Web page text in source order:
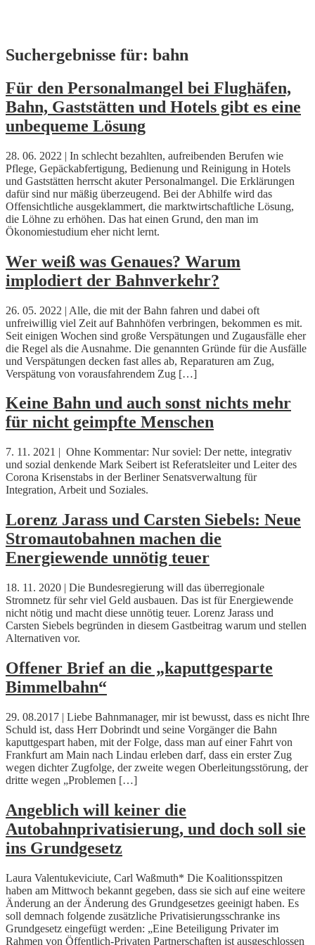
Skip
to
Suchergebnisse für: bahn
Für den Personalmangel bei Flughäfen,
Bahn, Gaststätten und Hotels gibt es eine
unbequeme Lösung
28. 06. 2022 | In schlecht bezahlten, aufreibenden Berufen wie
Pflege, Gepäckabfertigung, Bedienung und Reinigung in Hotels
und Gaststätten herrscht akuter Personalmangel. Die Erklärungen
dafür sind nur mäßig überzeugend. Bei der Abhilfe wird das
Offensichtliche ausgeklammert, die marktwirtschaftliche Lösung,
die Löhne zu erhöhen. Das hat einen Grund, den man im
Ökonomiestudium eher nicht lernt.
Wer weiß was Genaues? Warum
implodiert der Bahnverkehr?
26. 05. 2022 | Alle, die mit der Bahn fahren und dabei oft
unfreiwillig viel Zeit auf Bahnhöfen verbringen, bekommen es mit.
Seit einigen Wochen sind große Verspätungen und Zugausfälle eher
die Regel als die Ausnahme. Die genannten Gründe für die Ausfälle
und Verspätungen decken fast alles ab, Reparaturen am Zug,
Verspätung von vorausfahrendem Zug […]
Keine Bahn und auch sonst nichts mehr
für nicht geimpfte Menschen
7. 11. 2021 | Ohne Kommentar: Nur soviel: Der nette, integrativ
und sozial denkende Mark Seibert ist Referatsleiter und Leiter des
Corona Krisenstabs in der Berliner Senatsverwaltung für
Integration, Arbeit und Soziales.
Lorenz Jarass und Carsten Siebels: Neue
Stromautobahnen machen die
Energiewende unnötig teuer
18. 11. 2020 | Die Bundesregierung will das überregionale
Stromnetz für sehr viel Geld ausbauen. Das ist für Energiewende
nicht nötig und macht diese unnötig teuer. Lorenz Jarass und
Carsten Siebels begründen in diesem Gastbeitrag warum und stellen
Alternativen vor.
Offener Brief an die „kaputtgesparte
Bimmelbahn“
29. 08.2017 | Liebe Bahnmanager, mir ist bewusst, dass es nicht Ihre
Schuld ist, dass Herr Dobrindt und seine Vorgänger die Bahn
kaputtgespart haben, mit der Folge, dass man auf einer Fahrt von
Frankfurt am Main nach Lindau erleben darf, dass ein erster Zug
wegen dichter Zugfolge, der zweite wegen Oberleitungsstörung, der
dritte wegen „Problemen […]
Angeblich will keiner die
Autobahnprivatisierung, und doch soll sie
ins Grundgesetz
Laura Valentukeviciute, Carl Waßmuth* Die Koalitionsspitzen
haben am Mittwoch bekannt gegeben, dass sie sich auf eine weitere
Änderung an der Änderung des Grundgesetzes geeinigt haben. Es
soll demnach folgende zusätzliche Privatisierungsschranke ins
Grundgesetz eingefügt werden: „Eine Beteiligung Privater im
Rahmen von Öffentlich-Privaten Partnerschaften ist ausgeschlossen